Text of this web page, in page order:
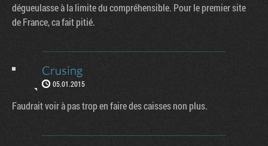
dégueulasse à la limite du compréhensible. Pour le premier site
de France, ca fait pitié.
Crusing
05.01.2015
Faudrait voir à pas trop en faire des caisses non plus.